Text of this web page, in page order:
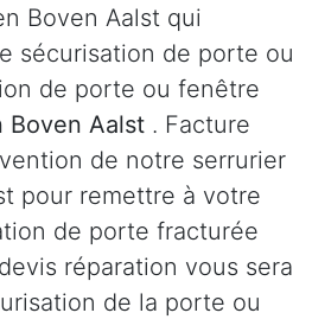
Boven Aalst qui
sécurisation de porte ou
de porte ou fenêtre
Boven Aalst . Facture
de notre serrurier
pour remettre à votre
de porte fracturée
réparation vous sera
de la porte ou